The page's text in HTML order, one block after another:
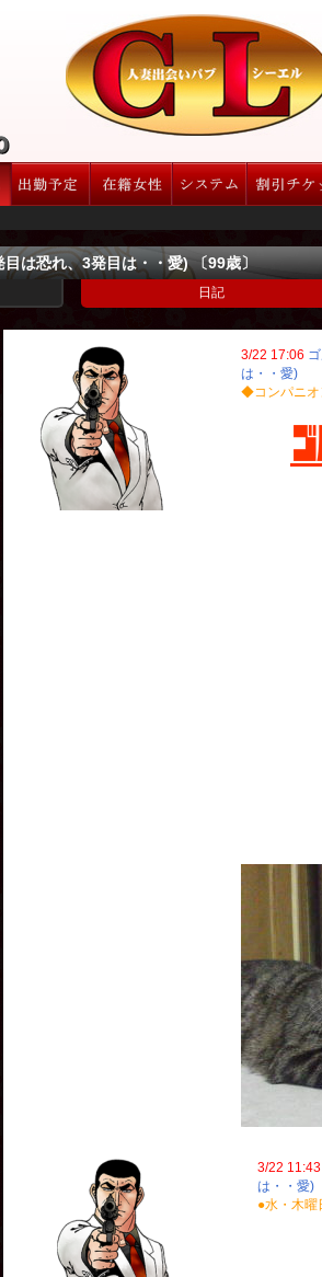
は恐れ、3発目は・・愛) 〔99歳〕
日記
3/22 17:06
は・・愛)
◆コンパニオ
3/22 11:43
は・・愛)
●水・木曜